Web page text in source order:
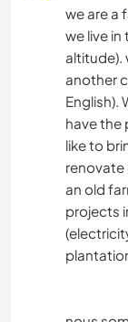
we are a
we live in
altitude).
another
English).
have the
like to
renovate
an old
projects